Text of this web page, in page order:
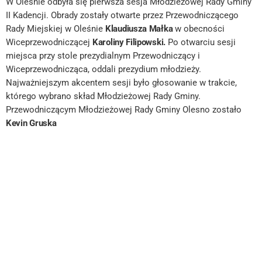
II Kadencji. Obrady zostały otwarte przez Przewodniczącego
Rady Miejskiej w Oleśnie Klaudiusza Małkaw obecności
Wiceprzewodniczącej Karoliny Filipowski. Po otwarciu sesji
miejsca przy stole prezydialnym Przewodniczący i
Wiceprzewodnicząca, oddali prezydium młodzieży.
Najważniejszym akcentem sesji było głosowanie w trakcie,
którego wybrano skład Młodzieżowej Rady Gminy.
Przewodniczącym Młodzieżowej Rady Gminy Olesno zostało
Kevin Gruska